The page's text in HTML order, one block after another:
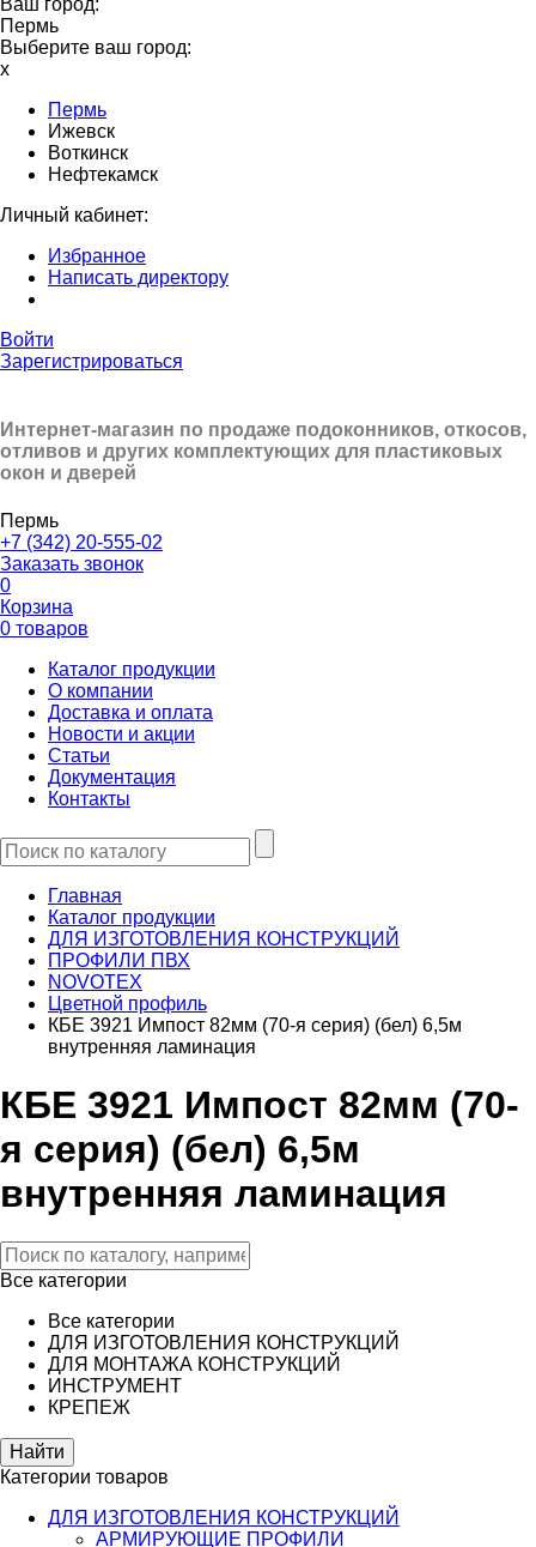
Ваш город:
Пермь
Выберите ваш город:
x
Пермь
Ижевск
Воткинск
Нефтекамск
Личный кабинет:
Избранное
Написать директору
Войти
Зарегистрироваться
Интернет-магазин по продаже подоконников, откосов,
отливов и других комплектующих для пластиковых
окон и дверей
Пермь
+7 (342) 20-555-02
Заказать звонок
0
Корзина
0 товаров
Каталог продукции
О компании
Доставка и оплата
Новости и акции
Статьи
Документация
Контакты
Главная
Каталог продукции
ДЛЯ ИЗГОТОВЛЕНИЯ КОНСТРУКЦИЙ
ПРОФИЛИ ПВХ
NOVOTEX
Цветной профиль
КБЕ 3921 Импост 82мм (70-я серия) (бел) 6,5м
внутренняя ламинация
КБЕ 3921 Импост 82мм (70-
я серия) (бел) 6,5м
внутренняя ламинация
Все категории
Все категории
ДЛЯ ИЗГОТОВЛЕНИЯ КОНСТРУКЦИЙ
ДЛЯ МОНТАЖА КОНСТРУКЦИЙ
ИНСТРУМЕНТ
КРЕПЕЖ
Категории товаров
ДЛЯ ИЗГОТОВЛЕНИЯ КОНСТРУКЦИЙ
АРМИРУЮЩИЕ ПРОФИЛИ